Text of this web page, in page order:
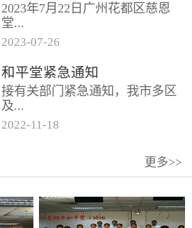
2023年7月22日广州花都区慈恩
堂...
联合诗班在叶海莲牧师的带领
下，先后到访基督教和平堂、深
圳堂。 上午和平堂教...
2023-07-26
和平堂紧急通知
接有关部门紧急通知，我市多区
及...
况比较复杂。基督教和平堂自11
月19日起，执行实施“双暂停”
2022-11 -18
更多>>